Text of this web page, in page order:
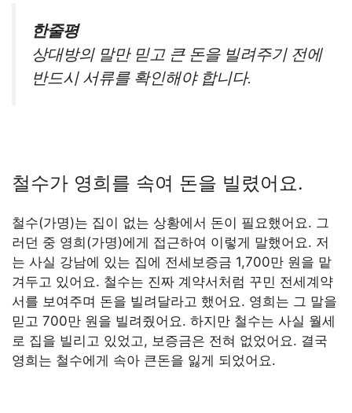
한줄평
상대방의 말만 믿고 큰 돈을 빌려주기 전에
반드시 서류를 확인해야 합니다.
철수가 영희를 속여 돈을 빌렸어요.
철수(가명)는 집이 없는 상황에서 돈이 필요했어요. 그
러던 중 영희(가명)에게 접근하여 이렇게 말했어요. 저
는 사실 강남에 있는 집에 전세보증금 1,700만 원을 맡
겨두고 있어요. 철수는 진짜 계약서처럼 꾸민 전세계약
서를 보여주며 돈을 빌려달라고 했어요. 영희는 그 말을
믿고 700만 원을 빌려줬어요. 하지만 철수는 사실 월세
로 집을 빌리고 있었고, 보증금은 전혀 없었어요. 결국
영희는 철수에게 속아 큰돈을 잃게 되었어요.